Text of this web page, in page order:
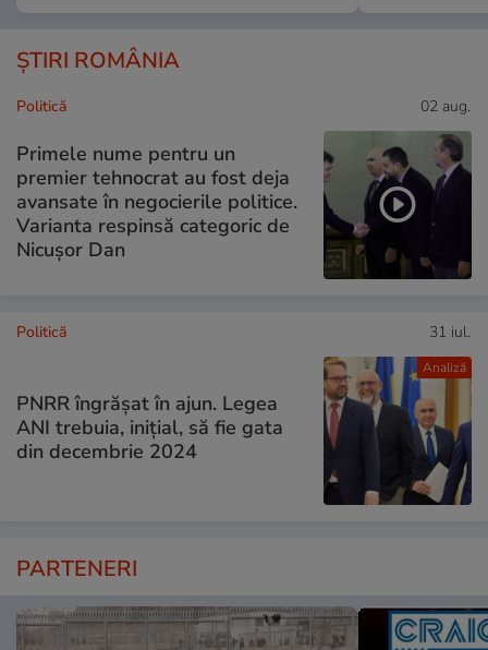
ȘTIRI ROMÂNIA
Politică 02 aug.
Primele nume pentru un
premier tehnocrat au fost deja
avansate în negocierile politice.
Varianta respinsă categoric de
Nicușor Dan
Analiză
Politică 31 iul.
PNRR îngrășat în ajun. Legea
ANI trebuia, inițial, să fie gata
din decembrie 2024
PARTENERI